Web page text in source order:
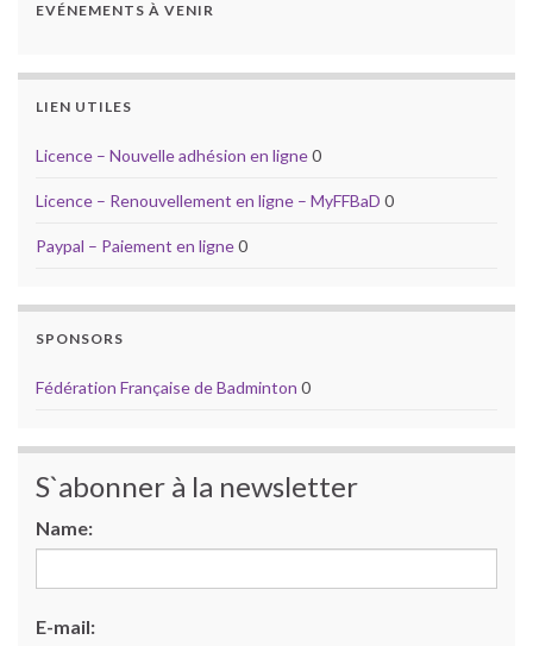
EVÉNEMENTS À VENIR
LIEN UTILES
Licence – Nouvelle adhésion en ligne0
Licence – Renouvellement en ligne – MyFFBaD 0
Paypal – Paiement en ligne0
SPONSORS
Fédération Française de Badminton 0
S`abonner à la newsletter
Name:
E-mail: